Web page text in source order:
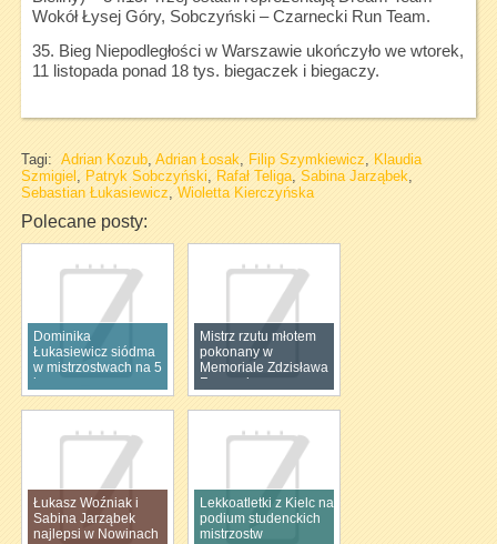
Wokół Łysej Góry, Sobczyński – Czarnecki Run Team.
35. Bieg Niepodległości w Warszawie ukończyło we wtorek,
11 listopada ponad 18 tys. biegaczek i biegaczy.
Tagi: Adrian Kozub, Adrian Łosak, Filip Szymkiewicz, Klaudia
Szmigiel , Patryk Sobczyński, Rafał Teliga, Sabina Jarząbek,
Sebastian Łukasiewicz, Wioletta Kierczyńska
Polecane posty:
Dominika
Łukasiewicz siódma
w mistrzostwach na 5
km
Mistrz rzutu młotem
pokonany w
Memoriale Zdzisława
Furmanka
Łukasz Woźniak i
Sabina Jarząbek
najlepsi w Nowinach
Lekkoatletki z Kielc na
podium studenckich
mistrzostw